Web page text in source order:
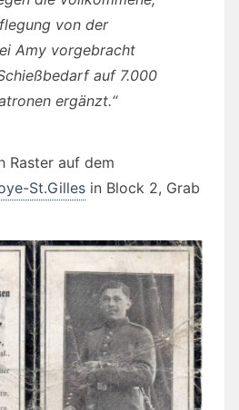
von der
Amy vorgebracht
auf 7.000
ergänzt.“
Raster auf dem
St.Gilles in Block 2, Grab